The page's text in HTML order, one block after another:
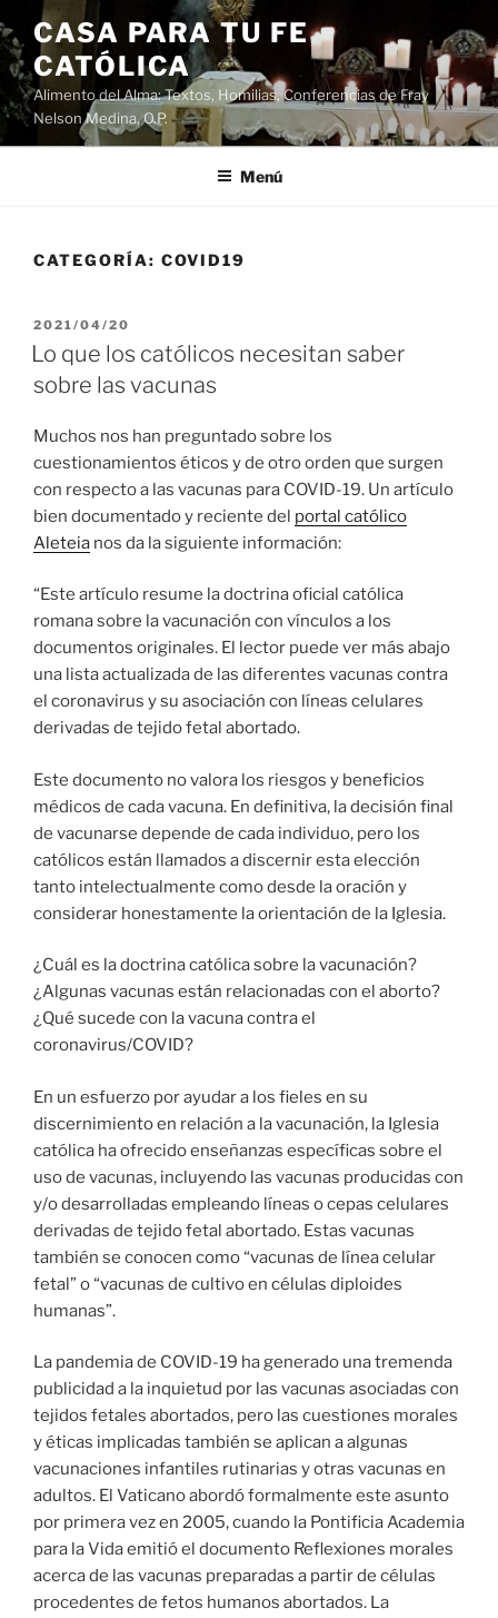
Saltar
al
contenido
CASA PARA TU FE
CATÓLICA
Alimento del Alma: Textos, Homilias, Conferencias de Fray
Nelson Medina, O.P.
Menú
CATEGORÍA: COVID19
PUBLICADO
EL
2021/04/20
Lo que los católicos necesitan saber
sobre las vacunas
Muchos nos han preguntado sobre los
cuestionamientos éticos y de otro orden que surgen
con respecto a las vacunas para COVID-19. Un artículo
bien documentado y reciente del portal católico
Aleteia nos da la siguiente información:
“Este artículo resume la doctrina oficial católica
romana sobre la vacunación con vínculos a los
documentos originales. El lector puede ver más abajo
una lista actualizada de las diferentes vacunas contra
el coronavirus y su asociación con líneas celulares
derivadas de tejido fetal abortado.
Este documento no valora los riesgos y beneficios
médicos de cada vacuna. En definitiva, la decisión final
de vacunarse depende de cada individuo, pero los
católicos están llamados a discernir esta elección
tanto intelectualmente como desde la oración y
considerar honestamente la orientación de la Iglesia.
¿Cuál es la doctrina católica sobre la vacunación?
¿Algunas vacunas están relacionadas con el aborto?
¿Qué sucede con la vacuna contra el
coronavirus/COVID?
En un esfuerzo por ayudar a los fieles en su
discernimiento en relación a la vacunación, la Iglesia
católica ha ofrecido enseñanzas específicas sobre el
uso de vacunas, incluyendo las vacunas producidas con
y/o desarrolladas empleando líneas o cepas celulares
derivadas de tejido fetal abortado. Estas vacunas
también se conocen como “vacunas de línea celular
fetal” o “vacunas de cultivo en células diploides
humanas”.
La pandemia de COVID-19 ha generado una tremenda
publicidad a la inquietud por las vacunas asociadas con
tejidos fetales abortados, pero las cuestiones morales
y éticas implicadas también se aplican a algunas
vacunaciones infantiles rutinarias y otras vacunas en
adultos. El Vaticano abordó formalmente este asunto
por primera vez en 2005, cuando la Pontificia Academia
para la Vida emitió el documento Reflexiones morales
acerca de las vacunas preparadas a partir de células
procedentes de fetos humanos abortados. La